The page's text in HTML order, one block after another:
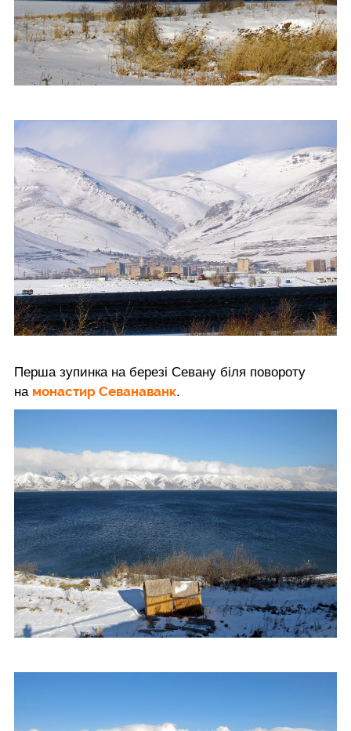
Перша зупинка на березі Севану біля повороту
на монастир Севанаванк.